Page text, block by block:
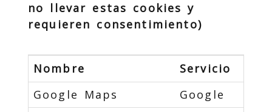
no llevar estas cookies y
requieren consentimiento)
Nombre
Servicio
Google Maps
Google